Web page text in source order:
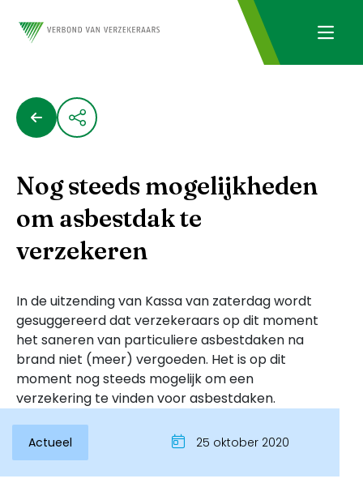
Nog steeds mogelijkheden
om asbestdak te
verzekeren
In de uitzending van Kassa van zaterdag wordt
gesuggereerd dat verzekeraars op dit moment
het saneren van particuliere asbestdaken na
brand niet (meer) vergoeden. Het is op dit
moment nog steeds mogelijk om een
verzekering te vinden voor asbestdaken.
Actueel 25 oktober 2020